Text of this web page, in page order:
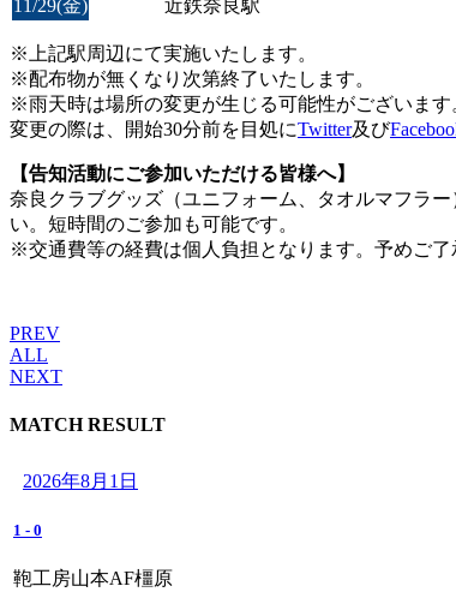
11/29(金)
近鉄奈良駅
※上記駅周辺にて実施いたします。
※配布物が無くなり次第終了いたします。
※雨天時は場所の変更が生じる可能性がございます
ㅤ変更の際は、開始30分前を目処にTwitter及び
【告知活動にご参加いただける皆様へ】
奈良クラブグッズ（ユニフォーム、タオルマフラ
い。短時間のご参加も可能です。
※交通費等の経費は個人負担となります。予めご了
PREV
ALL
NEXT
MATCH RESULT
2026年8月1日
1 - 0
鞄工房山本AF橿原